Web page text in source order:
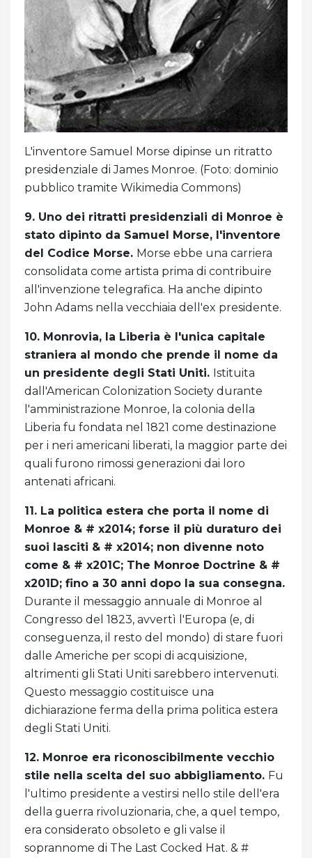
L'inventore Samuel Morse dipinse un ritratto
presidenziale di James Monroe. (Foto: dominio
pubblico tramite Wikimedia Commons)
9. Uno dei ritratti presidenziali di Monroe è
stato dipinto da Samuel Morse, l'inventore
del Codice Morse. Morse ebbe una carriera
consolidata come artista prima di contribuire
all'invenzione telegrafica. Ha anche dipinto
John Adams nella vecchiaia dell'ex presidente.
10. Monrovia, la Liberia è l'unica capitale
straniera al mondo che prende il nome da
un presidente degli Stati Uniti. Istituita
dall'American Colonization Society durante
l'amministrazione Monroe, la colonia della
Liberia fu fondata nel 1821 come destinazione
per i neri americani liberati, la maggior parte dei
quali furono rimossi generazioni dai loro
antenati africani.
11. La politica estera che porta il nome di
Monroe & # x2014; forse il più duraturo dei
suoi lasciti & # x2014; non divenne noto
come & # x201C; The Monroe Doctrine & #
x201D; fino a 30 anni dopo la sua consegna.
Durante il messaggio annuale di Monroe al
Congresso del 1823, avvertì l'Europa (e, di
conseguenza, il resto del mondo) di stare fuori
dalle Americhe per scopi di acquisizione,
altrimenti gli Stati Uniti sarebbero intervenuti.
Questo messaggio costituisce una
dichiarazione ferma della prima politica estera
degli Stati Uniti.
12. Monroe era riconoscibilmente vecchio
stile nella scelta del suo abbigliamento. Fu
l'ultimo presidente a vestirsi nello stile dell'era
della guerra rivoluzionaria, che, a quel tempo,
era considerato obsoleto e gli valse il
soprannome di The Last Cocked Hat. & #